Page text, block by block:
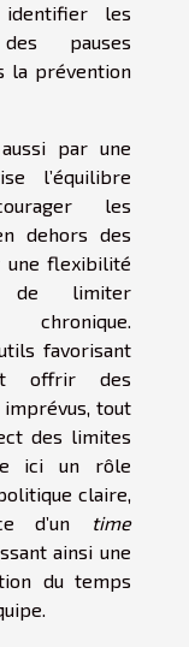
les
pauses
la prévention
par une
l’équilibre
les
dehors des
une flexibilité
de limiter
chronique.
favorisant
offrir des
tout
des limites
ici un rôle
claire,
d’un
time
ainsi une
du temps